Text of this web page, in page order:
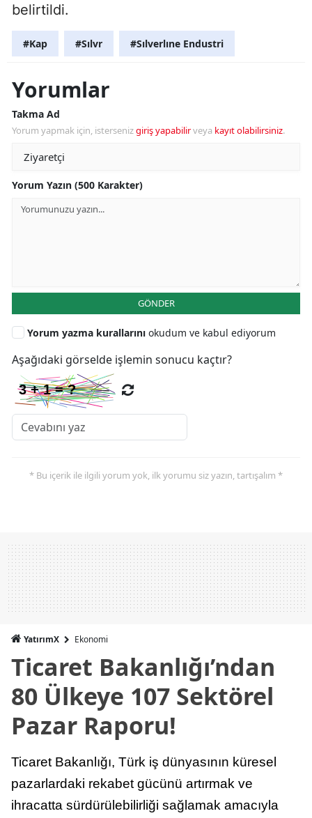
belirtildi.
#Kap #Sılvr #Sılverlıne Endustri
Yorumlar
Takma Ad
Yorum yapmak için, istersenizgiriş yapabilirveya kayıt olabilirsiniz.
Yorum Yazın (500 Karakter)
GÖNDER
Yorum yazma kurallarını okudum ve kabul ediyorum
Aşağıdaki görselde işlemin sonucu kaçtır?
* Bu içerik ile ilgili yorum yok, ilk yorumu siz yazın, tartışalım *
YatırımX Ekonomi
Ticaret Bakanlığı’ndan
80 Ülkeye 107 Sektörel
Pazar Raporu!
Ticaret Bakanlığı, Türk iş dünyasının küresel
pazarlardaki rekabet gücünü artırmak ve
ihracatta sürdürülebilirliği sağlamak amacıyla